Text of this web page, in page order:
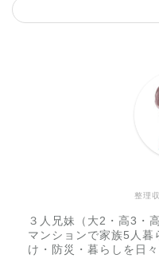
整理
３人兄妹（大2・高3・
マンションで家族5人暮
け・防災・暮らしを日